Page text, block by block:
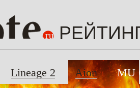
Lineage 2 Aion MU